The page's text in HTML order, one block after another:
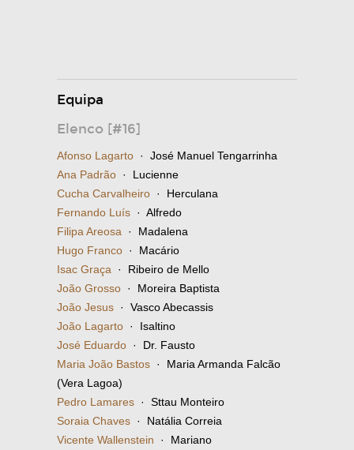
Equipa
Elenco [#16]
Afonso Lagarto · José Manuel Tengarrinha
Ana Padrão · Lucienne
Cucha Carvalheiro · Herculana
Fernando Luís · Alfredo
Filipa Areosa · Madalena
Hugo Franco · Macário
Isac Graça · Ribeiro de Mello
João Grosso · Moreira Baptista
João Jesus · Vasco Abecassis
João Lagarto · Isaltino
José Eduardo · Dr. Fausto
Maria João Bastos · Maria Armanda Falcão
(Vera Lagoa)
Pedro Lamares · Sttau Monteiro
Soraia Chaves · Natália Correia
Vicente Wallenstein · Mariano